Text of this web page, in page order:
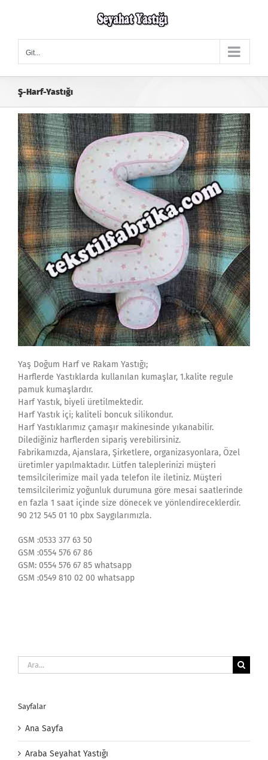
Git...
Ş-Harf-Yastığı
Yaş Doğum Harf ve Rakam Yastığı;
Harflerde Yastıklarda kullanılan kumaşlar, 1.kalite regule
pamuk kumaşlardır.
Harf Yastık, biyeli üretilmektedir.
Harf Yastık içi; kaliteli boncuk silikondur.
Harf Yastıklarımız çamaşır makinesinde yıkanabilir.
Dilediğiniz harflerden sipariş verebilirsiniz.
Fabrikamızda, Ajanslara, Şirketlere, organizasyonlara, Özel
üretimler yapılmaktadır. Lütfen taleplerinizi müşteri
temsilcilerimize mail yada telefon ile iletiniz. Müşteri
temsilcilerimiz yoğunluk durumuna göre mesai saatlerinde
en fazla 1 saat içinde size dönecek ve yönlendireceklerdir.
90 212 545 01 10 pbx Saygılarımızla.
GSM :0533 377 63 50
GSM :0554 576 67 86
GSM: 0554 576 67 85 whatsapp
GSM :0549 810 02 00 whatsapp
Ara:
Sayfalar
Ana Sayfa
Araba Seyahat Yastığı